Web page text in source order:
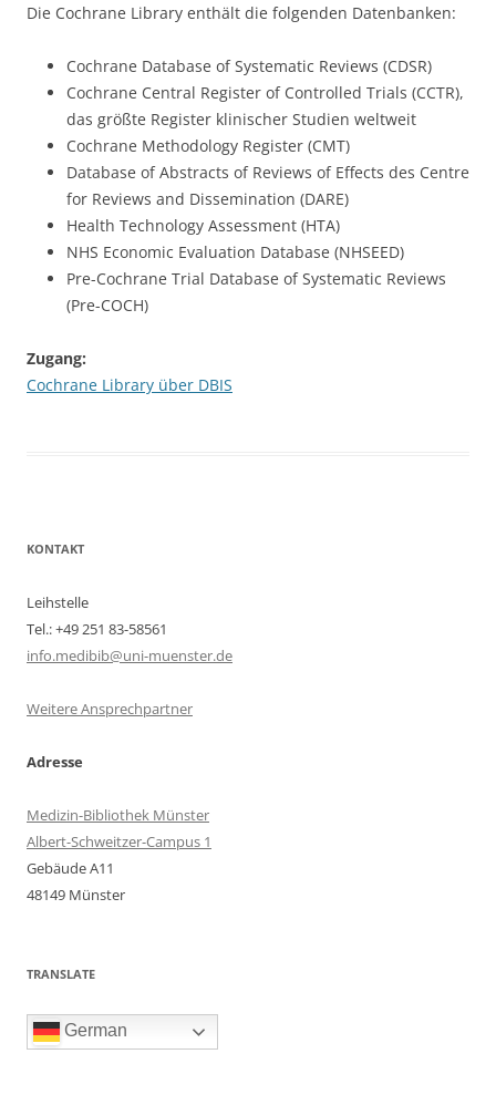
Die Cochrane Library enthält die folgenden Datenbanken:
Cochrane Database of Systematic Reviews (CDSR)
Cochrane Central Register of Controlled Trials (CCTR),
das größte Register klinischer Studien weltweit
Cochrane Methodology Register (CMT)
Database of Abstracts of Reviews of Effects des Centre
for Reviews and Dissemination (DARE)
Health Technology Assessment (HTA)
NHS Economic Evaluation Database (NHSEED)
Pre-Cochrane Trial Database of Systematic Reviews
(Pre-COCH)
Zugang:
Cochrane Library über DBIS
KONTAKT
Leihstelle
Tel.: +49 251 83-58561
info.medibib@uni-muenster.de
Weitere Ansprechpartner
Adresse
Medizin-Bibliothek Münster
Albert-Schweitzer-Campus 1
Gebäude A11
48149 Münster
TRANSLATE
German